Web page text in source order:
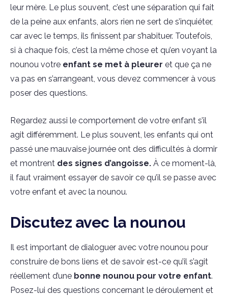
leur mère. Le plus souvent, c’est une séparation qui fait
de la peine aux enfants, alors rien ne sert de s’inquiéter,
car avec le temps, ils finissent par s’habituer. Toutefois,
si à chaque fois, c’est la même chose et qu’en voyant la
nounou votre enfant se met à pleurer et que ça ne
va pas en s’arrangeant, vous devez commencer à vous
poser des questions.
Regardez aussi le comportement de votre enfant s’il
agit différemment. Le plus souvent, les enfants qui ont
passé une mauvaise journée ont des difficultés à dormir
et montrent des signes d’angoisse. À ce moment-là,
il faut vraiment essayer de savoir ce qu’il se passe avec
votre enfant et avec la nounou.
Discutez avec la nounou
Il est important de dialoguer avec votre nounou pour
construire de bons liens et de savoir est-ce qu’il s’agit
réellement d’une bonne nounou pour votre enfant.
Posez-lui des questions concernant le déroulement et